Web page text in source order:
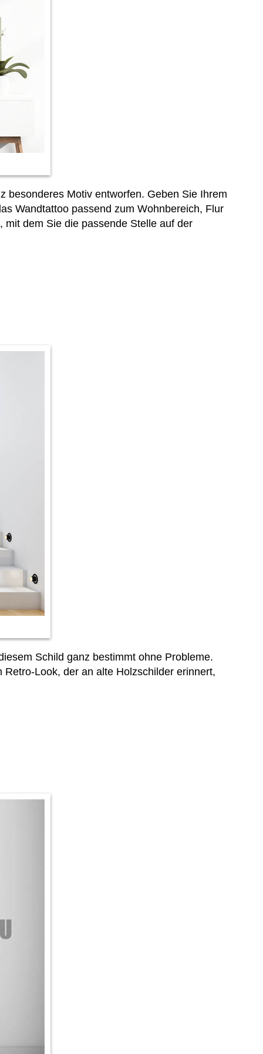
besonderes Motiv entworfen. Geben Sie Ihrem
Wandtattoo passend zum Wohnbereich, Flur
dem Sie die passende Stelle auf der
Schild ganz bestimmt ohne Probleme.
Look, der an alte Holzschilder erinnert,